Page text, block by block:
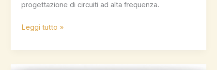
progettazione di circuiti ad alta frequenza.
Progettazione
circuiti
ad
Leggi tutto »